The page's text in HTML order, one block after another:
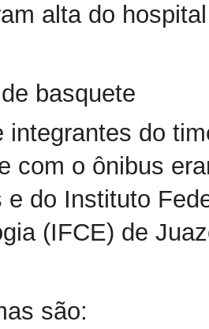
alta do
basquete
integrantes do
com o ônibus
e do Instituto
(IFCE) de
são: